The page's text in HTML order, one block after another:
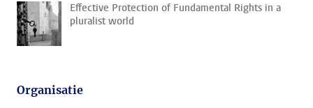
Effective Protection of Fundamental Rights in a
pluralist world
Organisatie